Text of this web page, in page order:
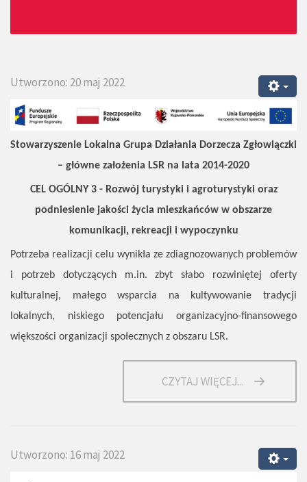
Utworzono: 20 maj 2022
Stowarzyszenie Lokalna Grupa Działania Dorzecza Zgłowiączki
– główne założenia LSR na lata 2014-2020
CEL OGÓLNY 3 - Rozwój turystyki i agroturystyki oraz
podniesienie jakości życia mieszkańców w obszarze
komunikacji, rekreacji i wypoczynku
Potrzeba realizacji celu wynikła ze zdiagnozowanych problemów
i potrzeb dotyczących m.in. zbyt słabo rozwiniętej oferty
kulturalnej, małego wsparcia na kultywowanie tradycji
lokalnych, niskiego potencjału organizacyjno-finansowego
większości organizacji społecznych z obszaru LSR.
CZYTAJ WIĘCEJ...
Utworzono: 16 maj 2022